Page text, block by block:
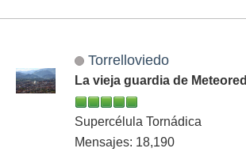
Torrelloviedo
La vieja guardia de Meteored
Supercélula Tornádica
Mensajes: 18,190